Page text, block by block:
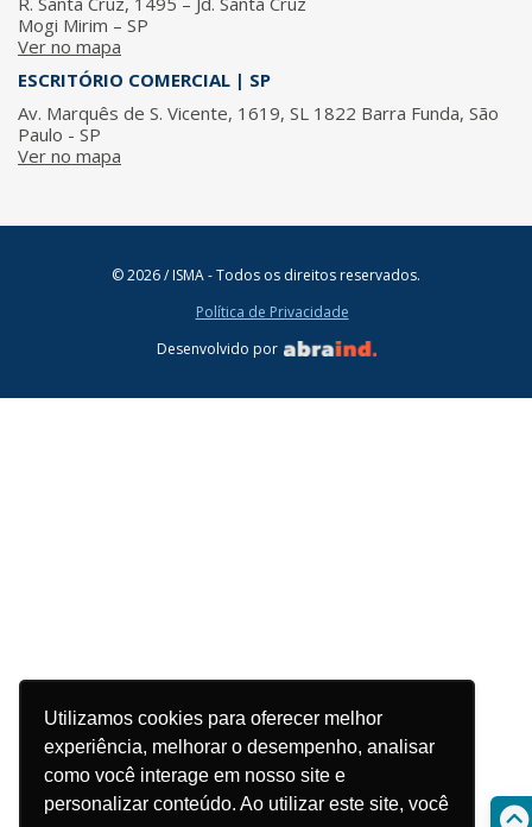
Utilizamos cookies para oferecer melhor
experiência, melhorar o desempenho, analisar
como você interage em nosso site e
personalizar conteúdo. Ao utilizar este site, você
Mogi Mirim – SP
Ver no mapa
ESCRITÓRIO COMERCIAL | SP
Av. Marquês de S. Vicente, 1619, SL 1822 Barra Funda, São
Paulo - SP
Ver no mapa
© 2026 / ISMA - Todos os direitos reservados.
Política de Privacidade
Desenvolvido por